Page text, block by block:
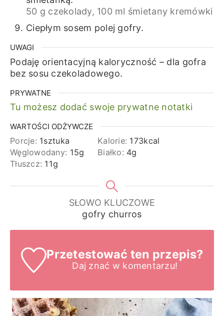
50 g czekolady, 100 ml śmietany kremówki
Ciepłym sosem polej gofry.
UWAGI
Podaję orientacyjną kaloryczność – dla gofra
bez sosu czekoladowego.
PRYWATNE
Tu możesz dodać swoje prywatne notatki
WARTOŚCI ODŻYWCZE
Porcje: 1sztuka Kalorie: 173kcal
Węglowodany: 15g Białko: 4g
Tłuszcz: 11g
SŁOWO KLUCZOWE
gofry churros
Przetestować ten przepis?
Daj znać w komentarzu!